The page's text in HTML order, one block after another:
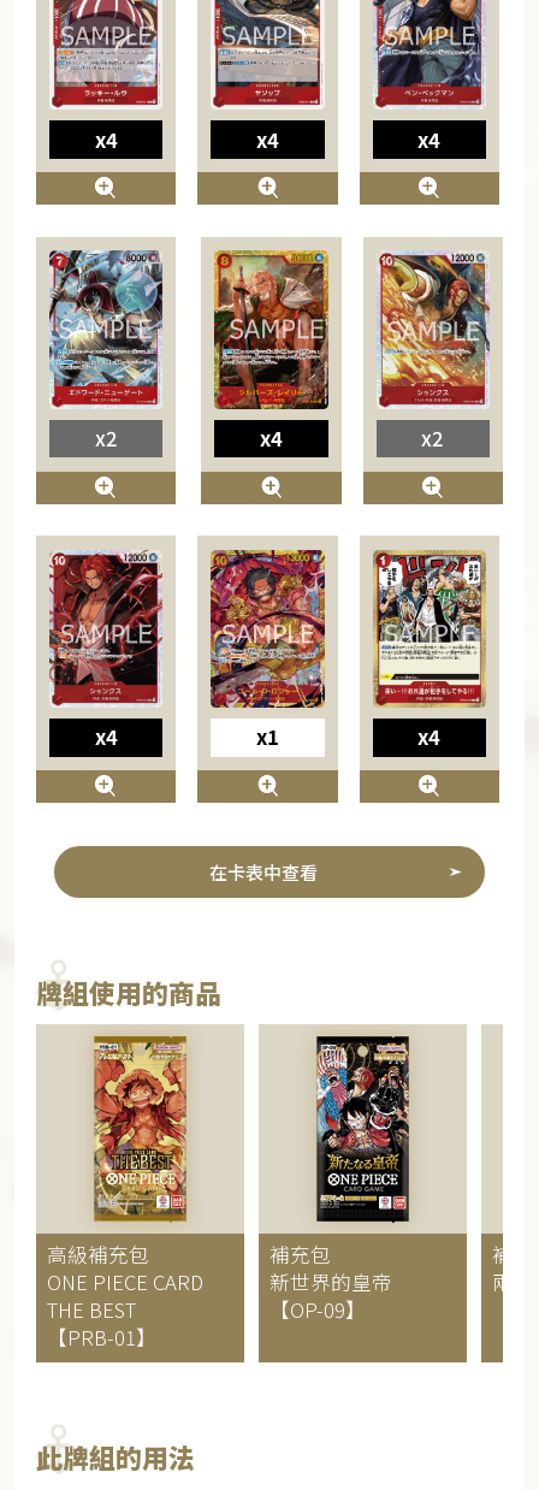
x4 x4 x4
x2 x4 x2
x4 x1 x4
在卡表中查看
牌組使用的商品
高級補充包
ONE PIECE CARD
THE BEST
【PRB-01】
補充包
新世界的皇帝
【OP-09】
補充
兩
此牌組的用法